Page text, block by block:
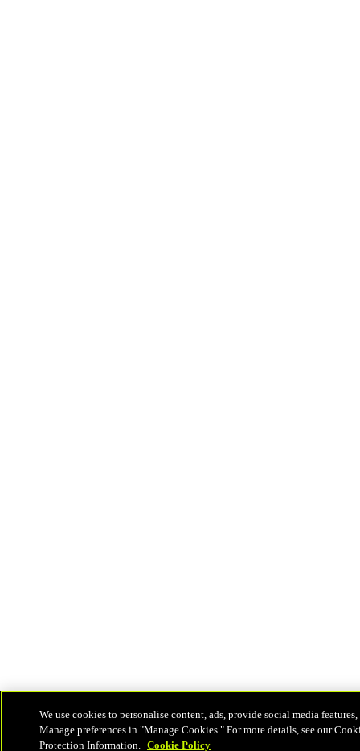
We use cookies to personalise content, ads, provide social media
Manage preferences in "Manage Cookies." For more details, see our
Protection Information. Cookie Policy